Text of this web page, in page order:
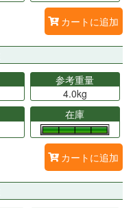
カートに追加
参考重量
4.0kg
在庫
カートに追加